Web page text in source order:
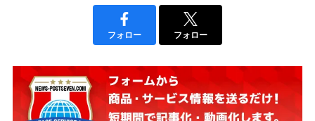
フォロー フォロー